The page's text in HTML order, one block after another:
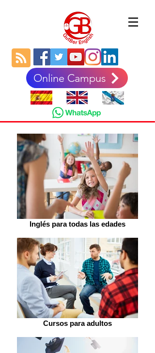
Online Campus
Inglés para todas las edades
Cursos para adultos